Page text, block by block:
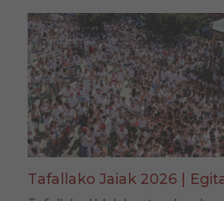
Tafallako Jaiak 2026 |